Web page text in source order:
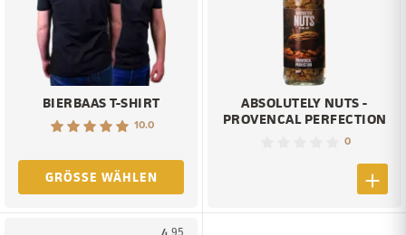
BIERBAAS T-SHIRT
10.0
GRÖSSE WÄHLEN
ABSOLUTELY NUTS -
PROVENCAL PERFECTION
0
95